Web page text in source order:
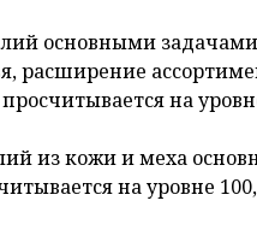
основными задачами
расширение
на
из кожи и меха
на уровне